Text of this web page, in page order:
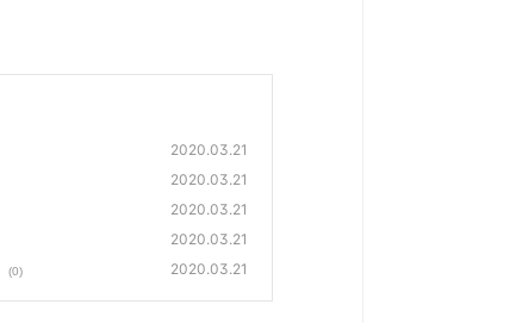
2020.03.21
2020.03.21
2020.03.21
2020.03.21
(0) 2020.03.21